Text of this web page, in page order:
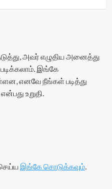
அவர் எழுதிய அனைத்து
இங்கே
எனவே நீங்கள் படித்து
உறுதி.
இங்கே சொடுக்கவும்.